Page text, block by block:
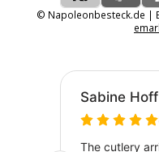
© Napoleonbesteck.de |